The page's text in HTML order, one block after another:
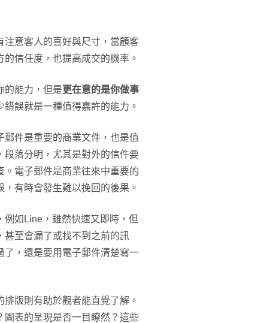
注意客人的喜好與尺寸，當顧客
信任度，也提高成交的機率。
的能力，但是更在意的是你做事
誤就是一種值得嘉許的能力。
件是重要的商業文件，也是值
段落分明，尤其是對外的信件要
電子郵件是商業往來中重要的
有時會發生難以挽回的後果。
例如Line，雖然快速又即時，但
甚至會漏了或找不到之前的訊
了，還是要用電子郵件清楚寫一
版則有助於觀者能直覺了解。
圖表的呈現是否一目瞭然？這些